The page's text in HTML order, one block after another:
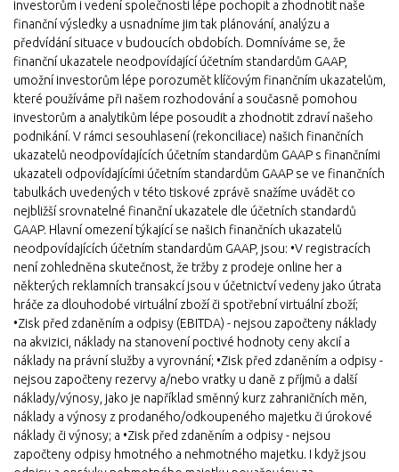
investorům i vedení společnosti lépe pochopit a zhodnotit naše
finanční výsledky a usnadníme jim tak plánování, analýzu a
předvídání situace v budoucích obdobích. Domníváme se, že
finanční ukazatele neodpovídající účetním standardům GAAP,
umožní investorům lépe porozumět klíčovým finančním ukazatelům,
které používáme při našem rozhodování a současně pomohou
investorům a analytikům lépe posoudit a zhodnotit zdraví našeho
podnikání. V rámci sesouhlasení (rekonciliace) našich finančních
ukazatelů neodpovídajících účetním standardům GAAP s finančními
ukazateli odpovídajícími účetním standardům GAAP se ve finančních
tabulkách uvedených v této tiskové zprávě snažíme uvádět co
nejbližší srovnatelné finanční ukazatele dle účetních standardů
GAAP. Hlavní omezení týkající se našich finančních ukazatelů
neodpovídajících účetním standardům GAAP, jsou: •V registracích
není zohledněna skutečnost, že tržby z prodeje online her a
některých reklamních transakcí jsou v účetnictví vedeny jako útrata
hráče za dlouhodobé virtuální zboží či spotřební virtuální zboží;
•Zisk před zdaněním a odpisy (EBITDA) - nejsou započteny náklady
na akvizici, náklady na stanovení poctivé hodnoty ceny akcií a
náklady na právní služby a vyrovnání; •Zisk před zdaněním a odpisy -
nejsou započteny rezervy a/nebo vratky u daně z příjmů a další
náklady/výnosy, jako je například směnný kurz zahraničních měn,
náklady a výnosy z prodaného/odkoupeného majetku či úrokové
náklady či výnosy; a •Zisk před zdaněním a odpisy - nejsou
započteny odpisy hmotného a nehmotného majetku. I když jsou